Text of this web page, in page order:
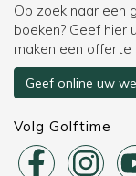
Op zoek naar een
boeken? Geef hier
maken een offerte
Geef online uw
Volg Golftime